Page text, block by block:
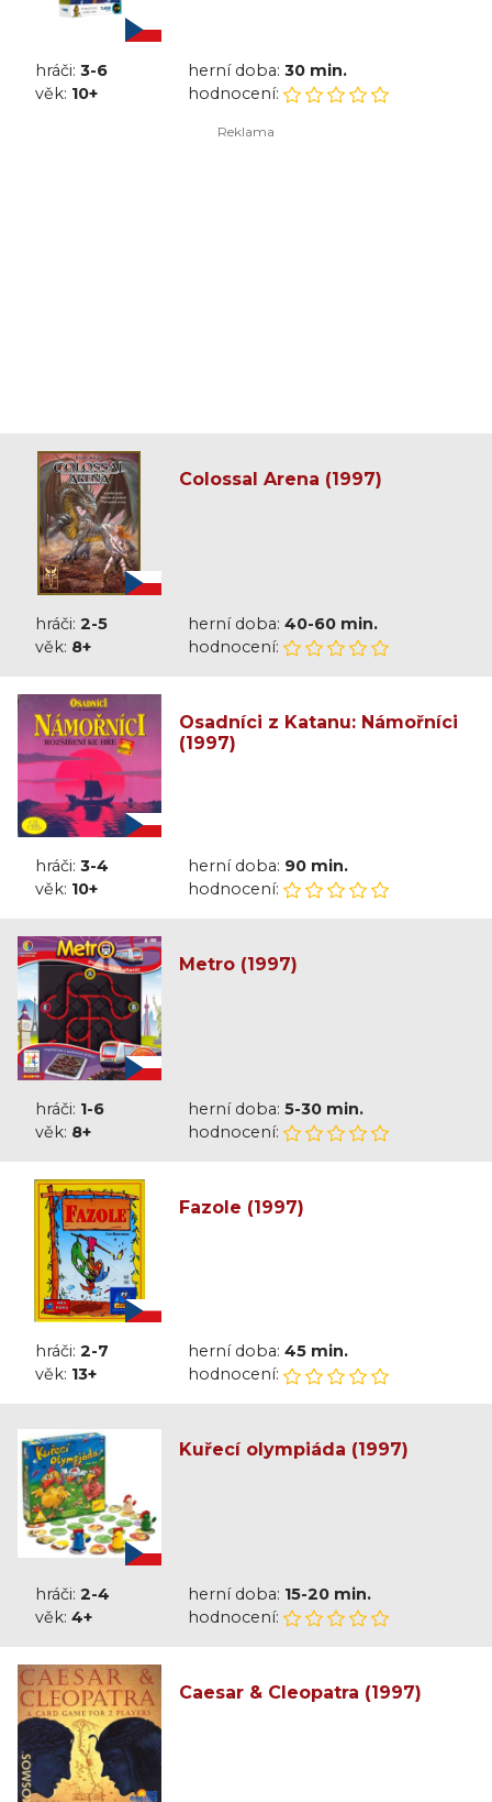
hráči: 3-6 herní doba: 30 min.
věk: 10+ hodnocení:
Colossal Arena (1997)
hráči: 2-5 herní doba: 40-60 min.
věk: 8+ hodnocení:
Osadníci z Katanu: Námořníci
(1997)
hráči: 3-4 herní doba: 90 min.
věk: 10+ hodnocení:
Metro (1997)
hráči: 1-6 herní doba: 5-30 min.
věk: 8+ hodnocení:
Fazole (1997)
hráči: 2-7 herní doba: 45 min.
věk: 13+ hodnocení:
Kuřecí olympiáda (1997)
hráči: 2-4 herní doba: 15-20 min.
věk: 4+ hodnocení:
Caesar & Cleopatra (1997)